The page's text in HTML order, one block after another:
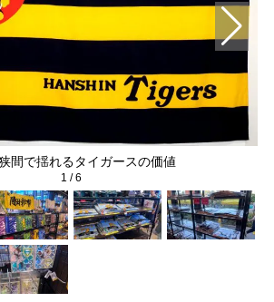
間で揺れるタイガースの価値
1 /6